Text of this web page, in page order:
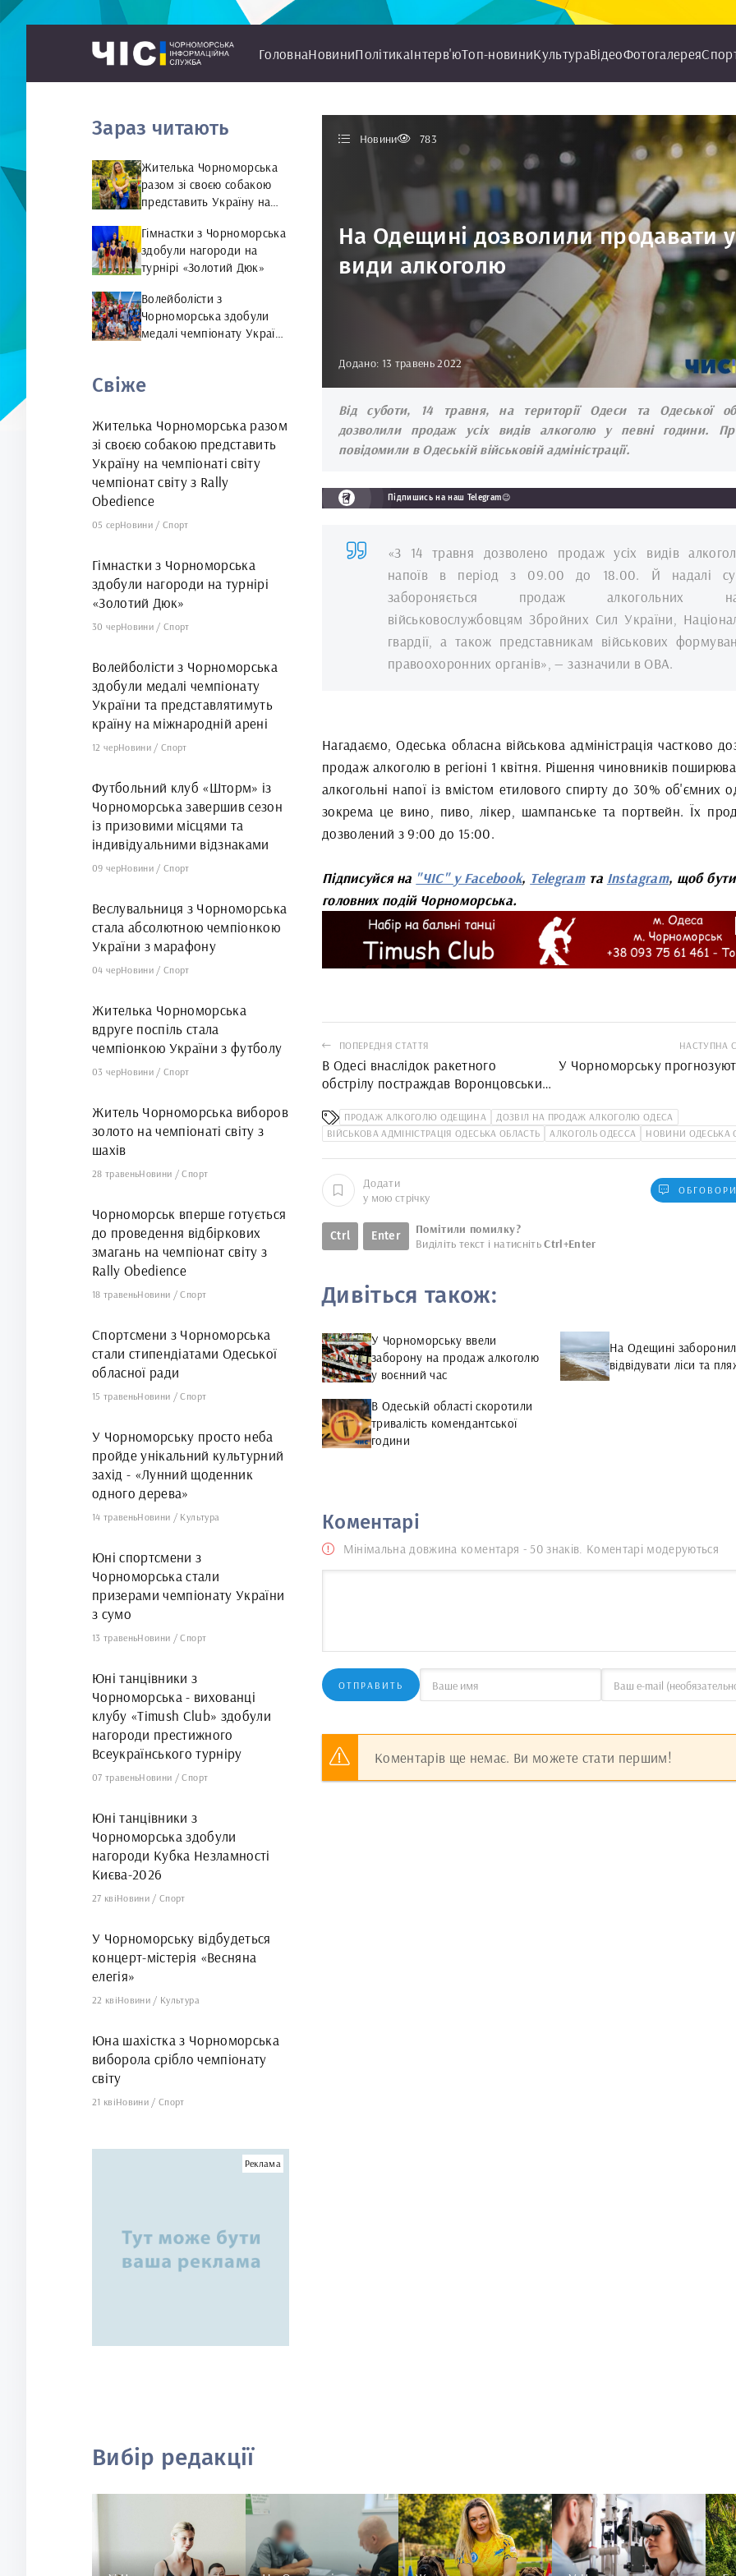
ГоловнаНовиниПолітикаІнтерв'юТоп-новиниКультураВідеоФотогалерея
Новини 783
На Одещині дозволили продавати
види алкоголю
Додано: 13 травень 2022
Від суботи, 14 травня, на території Одеси та Одеської
дозволили продаж усіх видів алкоголю у певні години.
повідомили в Одеській військовій адміністрації.
Підпишись на наш Telegram😉
«З 14 травня дозволено продаж усіх видів
напоїв в період з 09.00 до 18.00. Й надалі
забороняється продаж алкогольних
військовослужбовцям Збройних Сил України,
гвардії, а також представникам військових
правоохоронних органів», — зазначили в ОВА.
Нагадаємо, Одеська обласна військова адміністрація частково
продаж алкоголю в регіоні 1 квітня. Рішення чиновників
алкогольні напої із вмістом етилового спирту до 30% об'ємних
зокрема це вино, пиво, лікер, шампанське та портвейн. Їх
дозволений з 9:00 до 15:00.
Підписуйся на "ЧІС" у Facebook, Telegram та Instagram, щоб бути
головних подій Чорноморська.
ПОПЕРЕДНЯ СТАТТЯ
В Одесі внаслідок ракетного
обстрілу постраждав Воронцовський
НАСТУПНА
У Чорноморську
ПРОДАЖ АЛКОГОЛЮ ОДЕЩИНА
ДОЗВІЛ НА ПРОДАЖ АЛКОГОЛЮ ОДЕСА
ВІЙСЬКОВА АДМІНІСТРАЦІЯ ОДЕСЬКА ОБЛАСТЬ
АЛКОГОЛЬ ОДЕССА НОВИНИ ОДЕСЬКА
Додати
у мою стрічку
Ctrl Enter
Помітили помилку?
Виділіть текст і натиснітьCtrl+Enter
Дивіться також:
У Чорноморську ввели
заборону на продаж алкоголю
у воєнний час
На Одещині
відвідувати ліси та
В Одеській області скоротили
тривалість комендантської
години
Коментарі
Мінімальна довжина коментаря - 50 знаків. Коментарі модеруються
ОТПРАВИТЬ
Коментарів ще немає. Ви можете стати першим!
Зараз читають
Жителька Чорноморська
разом зі своєю собакою
представить Україну на
світу з Rally Obedience
Гімнастки з Чорноморська
здобули нагороди на
турнірі «Золотий Дюк»
Волейболісти з
Чорноморська здобули
медалі чемпіонату України
арені
Свіже
Жителька Чорноморська разом
зі своєю собакою представить
Україну на чемпіонаті світу
чемпіонат світу з Rally
Obedience
05 серНовини /Спорт
Гімнастки з Чорноморська
здобули нагороди на турнірі
«Золотий Дюк»
30 черНовини /Спорт
Волейболісти з Чорноморська
здобули медалі чемпіонату
України та представлятимуть
країну на міжнародній арені
12 черНовини /Спорт
Футбольний клуб «Шторм» із
Чорноморська завершив сезон
із призовими місцями та
індивідуальними відзнаками
09 черНовини /Спорт
Веслувальниця з Чорноморська
стала абсолютною чемпіонкою
України з марафону
04 черНовини /Спорт
Жителька Чорноморська
вдруге поспіль стала
чемпіонкою України з футболу
03 черНовини /Спорт
Житель Чорноморська виборов
золото на чемпіонаті світу з
шахів
28 травеньНовини /Спорт
Чорноморськ вперше готується
до проведення відбіркових
змагань на чемпіонат світу з
Rally Obedience
18 травеньНовини /Спорт
Спортсмени з Чорноморська
стали стипендіатами Одеської
обласної ради
15 травеньНовини /Спорт
У Чорноморську просто неба
пройде унікальний культурний
захід - «Лунний щоденник
одного дерева»
14 травеньНовини / Культура
Юні спортсмени з
Чорноморська стали
призерами чемпіонату України
з сумо
13 травеньНовини /Спорт
Юні танцівники з
Чорноморська - вихованці
клубу «Timush Club» здобули
нагороди престижного
Всеукраїнського турніру
07 травеньНовини /Спорт
Юні танцівники з
Чорноморська здобули
нагороди Кубка Незламності
Києва-2026
27 квіНовини /Спорт
У Чорноморську відбудеться
концерт-містерія «Весняна
елегія»
22 квіНовини / Культура
Юна шахістка з Чорноморська
виборола срібло чемпіонату
світу
21 квіНовини /Спорт
Реклама
Вибір редакції